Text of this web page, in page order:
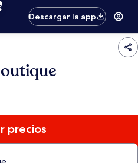
Descargar la app
precios